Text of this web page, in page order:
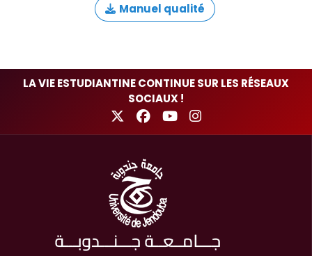
Manuel qualité
LA VIE ESTUDIANTINE CONTINUE SUR LES RÉSEAUX
SOCIAUX !